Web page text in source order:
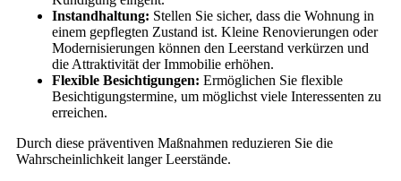
Instandhaltung: Stellen Sie sicher, dass die Wohnung in
einem gepflegten Zustand ist. Kleine Renovierungen oder
Modernisierungen können den Leerstand verkürzen und
die Attraktivität der Immobilie erhöhen.
Flexible Besichtigungen: Ermöglichen Sie flexible
Besichtigungstermine, um möglichst viele Interessenten zu
erreichen.
Durch diese präventiven Maßnahmen reduzieren Sie die
Wahrscheinlichkeit langer Leerstände.